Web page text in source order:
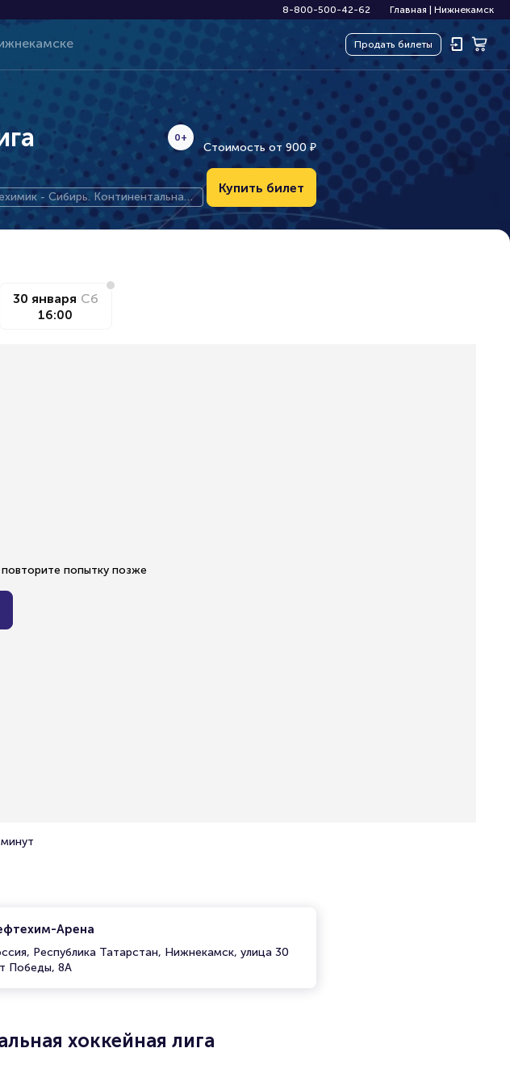
8-800-500-42-62 Главная Нижнекамск
Продать билеты
0+
- Сибирь. Континентальная
Стоимость от 900 ₽
Купить билет
30 января Сб
16:00
попытку позже
Арена
Республика Татарстан, Нижнекамск, улица 30
Победы, 8А
хоккейная лига